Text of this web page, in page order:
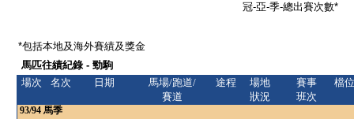
冠-亞-季-總出賽次數*
*包括本地及海外賽績及獎金
馬匹往績紀錄 - 勁駒
場次
名次 日期
馬場/跑道/
賽道
途程
場地
狀況
賽事
班次
檔位
93/94 馬季